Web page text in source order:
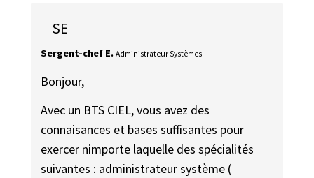
SE
Sergent-chef E. Administrateur Systèmes
Bonjour,
Avec un BTS CIEL, vous avez des
connaisances et bases suffisantes pour
exercer nimporte laquelle des spécialités
suivantes : administrateur système (